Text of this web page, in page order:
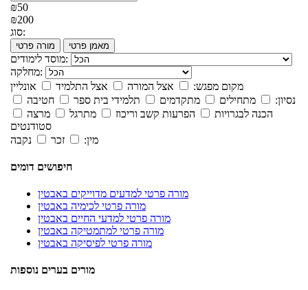
₪50
₪200
סוג:
מורה פרטי מאמן פרטי
מוסד לימודים:
מחלקה:
מקום מפגש:
אצל המורה אצל התלמיד
אונליין
נסיון:
מתחילים מתקדמים תלמידי בית ספר
חטיבה
הכנה לבגרויות
הפרעות קשב וריכוז מתרגל
מרצה
סטודנטים
מין:
זכר נקבה
חיפושים דומים
מורה פרטי למדעים מדוייקים באבטין
מורה פרטי לכימיה באבטין
מורה פרטי למדעי החיים באבטין
מורה פרטי למתמטיקה באבטין
מורה פרטי לפיסיקה באבטין
מורים בערים נוספות